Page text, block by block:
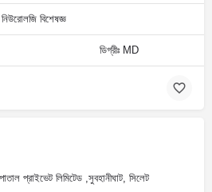
নিউরোলজি বিশেষজ্ঞ
ডিগ্রীঃ MD
প্রাইভেট লিমিটেড ,সুবহানীঘাট, সিলেট